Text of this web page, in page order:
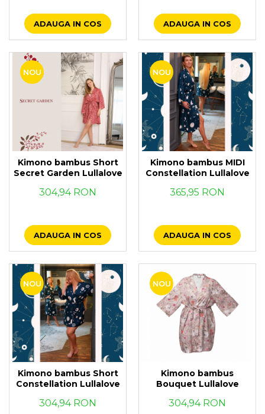
ADAUGA IN COS ADAUGA IN COS
NOU
Kimono bambus Short
Secret Garden Lullalove
304,94 RON
ADAUGA IN COS
NOU
Kimono bambus MIDI
Constellation Lullalove
365,95 RON
ADAUGA IN COS
NOU
Kimono bambus Short
Constellation Lullalove
304,94 RON
NOU
Kimono bambus
Bouquet Lullalove
304,94 RON